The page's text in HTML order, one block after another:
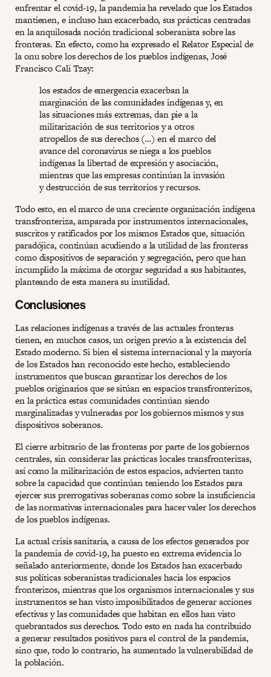
enfrentar el covid-19, la pandemia ha revelado que los Estados
mantienen, e incluso han exacerbado, sus prácticas centradas
en la anquilosada noción tradicional soberanista sobre las
fronteras. En efecto, como ha expresado el Relator Especial de
la onu sobre los derechos de los pueblos indígenas, José
Francisco Cali Tzay:
los estados de emergencia exacerban la
marginación de las comunidades indígenas y, en
las situaciones más extremas, dan pie a la
militarización de sus territorios y a otros
atropellos de sus derechos (…) en el marco del
avance del coronavirus se niega a los pueblos
indígenas la libertad de expresión y asociación,
mientras que las empresas continúan la invasión
y destrucción de sus territorios y recursos.
Todo esto, en el marco de una creciente organización indígena
transfronteriza, amparada por instrumentos internacionales,
suscritos y ratificados por los mismos Estados que, situación
paradójica, continúan acudiendo a la utilidad de las fronteras
como dispositivos de separación y segregación, pero que han
incumplido la máxima de otorgar seguridad a sus habitantes,
planteando de esta manera su inutilidad.
Conclusiones
Las relaciones indígenas a través de las actuales fronteras
tienen, en muchos casos, un origen previo a la existencia del
Estado moderno. Si bien el sistema internacional y la mayoría
de los Estados han reconocido este hecho, estableciendo
instrumentos que buscan garantizar los derechos de los
pueblos originarios que se sitúan en espacios transfronterizos,
en la práctica estas comunidades continúan siendo
marginalizadas y vulneradas por los gobiernos mismos y sus
dispositivos soberanos.
El cierre arbitrario de las fronteras por parte de los gobiernos
centrales, sin considerar las prácticas locales transfronterizas,
así como la militarización de estos espacios, advierten tanto
sobre la capacidad que continúan teniendo los Estados para
ejercer sus prerrogativas soberanas como sobre la insuficiencia
de las normativas internacionales para hacer valer los derechos
de los pueblos indígenas.
La actual crisis sanitaria, a causa de los efectos generados por
la pandemia de covid-19, ha puesto en extrema evidencia lo
señalado anteriormente, donde los Estados han exacerbado
sus políticas soberanistas tradicionales hacia los espacios
fronterizos, mientras que los organismos internacionales y sus
instrumentos se han visto imposibilitados de generar acciones
efectivas y las comunidades que habitan en ellos han visto
quebrantados sus derechos. Todo esto en nada ha contribuido
a generar resultados positivos para el control de la pandemia,
sino que, todo lo contrario, ha aumentado la vulnerabilidad de
la población.